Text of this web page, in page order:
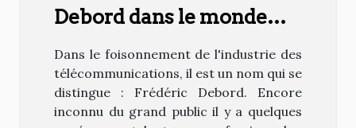
Debord dans le monde
Dans le foisonnement de l'industrie des
télécommunications, il est un nom qui se
distingue : Frédéric Debord. Encore
inconnu du grand public il y a quelques